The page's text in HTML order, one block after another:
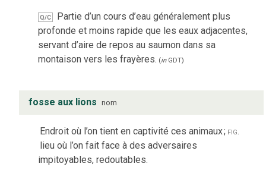
Q/C
Partie d’un cours d’eau généralement plus
profonde et moins rapide que les eaux adjacentes,
servant d’aire de repos au saumon dans sa
montaison vers les frayères. (inGDT)
fosse aux lions nom
Endroit où l’on tient en captivité ces animaux; fig.
lieu où l’on fait face à des adversaires
impitoyables, redoutables.